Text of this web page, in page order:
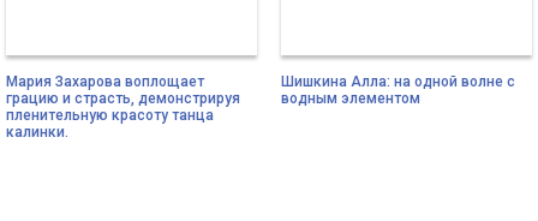
Мария Захарова воплощает
грацию и страсть, демонстрируя
пленительную красоту танца
калинки.
Шишкина Алла: на одной волне с
водным элементом